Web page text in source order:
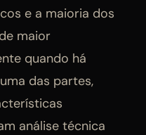
e a maioria dos
maior
quando há
das partes,
análise técnica